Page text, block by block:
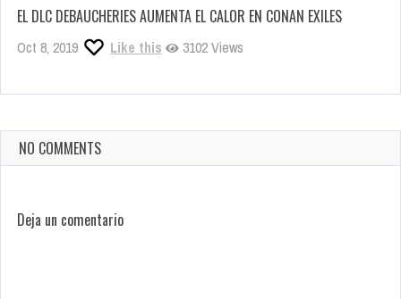
EL DLC DEBAUCHERIES AUMENTA EL CALOR EN CONAN EXILES
Oct 8, 2019 Like this 3102 Views
NO COMMENTS
Deja un comentario